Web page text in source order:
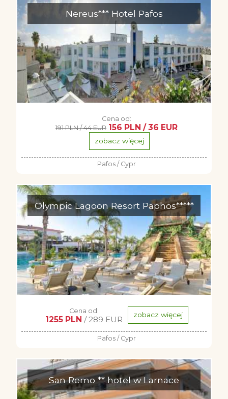
Nereus*** Hotel Pafos
Cena od:
191 PLN / 44 EUR 156 PLN / 36 EUR
zobacz więcej
Pafos / Cypr
Olympic Lagoon Resort Paphos*****
Cena od:
1255 PLN / 289 EUR zobacz więcej
Pafos / Cypr
San Remo ** hotel w Larnace